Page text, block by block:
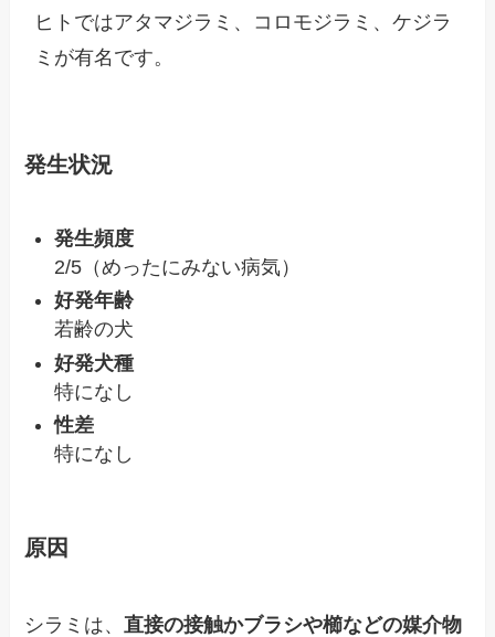
ヒトではアタマジラミ、コロモジラミ、ケジラ
ミが有名です。
発生状況
発生頻度
2/5（めったにみない病気）
好発年齢
若齢の犬
好発犬種
特になし
性差
特になし
原因
シラミは、直接の接触かブラシや櫛などの媒介物